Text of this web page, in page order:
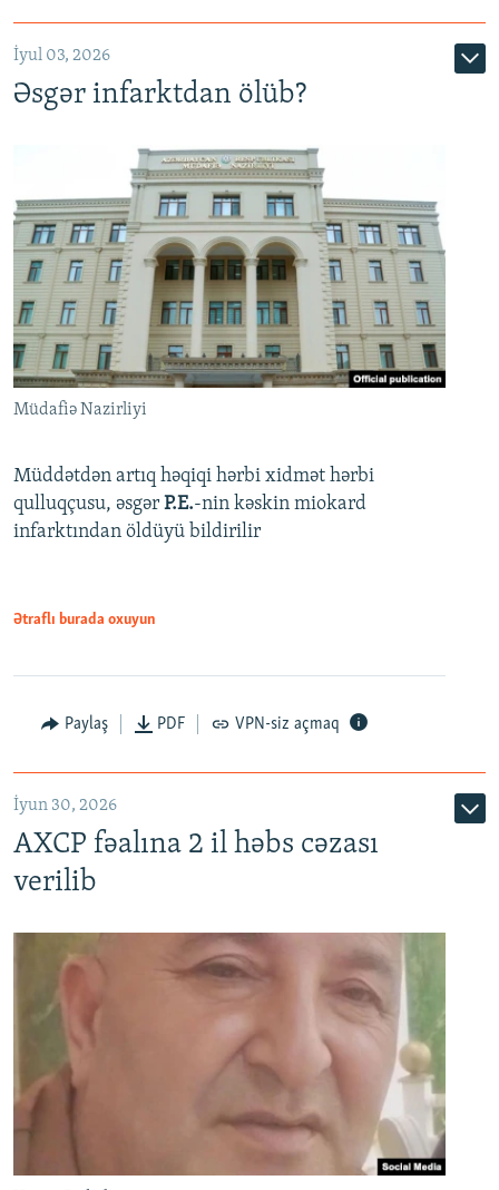
720p 1080p
İyul 03, 2026
Əsgər infarktdan ölüb?
Müdafiə Nazirliyi
Müddətdən artıq həqiqi hərbi xidmət hərbi
qulluqçusu, əsgər P.E.-nin kəskin miokard
infarktından öldüyü bildirilir
Ətraflı burada oxuyun
Paylaş PDF VPN-siz açmaq
İyun 30, 2026
AXCP fəalına 2 il həbs cəzası
verilib